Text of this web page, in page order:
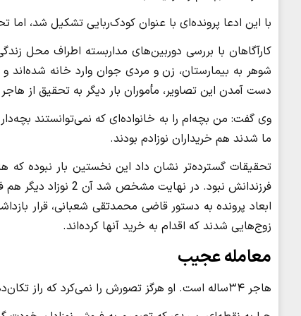
با این ادعا پرونده‌ای با عنوان کودک‌ربایی تشکیل شد، اما
کارآگاهان با بررسی دوربین‌های مداربسته اطراف محل
شوهر به بیمارستان، زن و مردی جوان وارد خانه شده‌اند و
‌دست آمدن این تصاویر، مأموران بار دیگر به تحقیق از
ما شدند هم خریداران نوزادم بودند.
زوج‌هایی شدند که اقدام به خرید آنها کرده‌اند.
معامله عجیب
هاجر ۳۴ساله است. او هرگز تصورش را نمی‌کرد که راز تکان‌دهنده او پس از گذشت سال‌ها فاش شود. گفت‌وگو با او را بخوانید.